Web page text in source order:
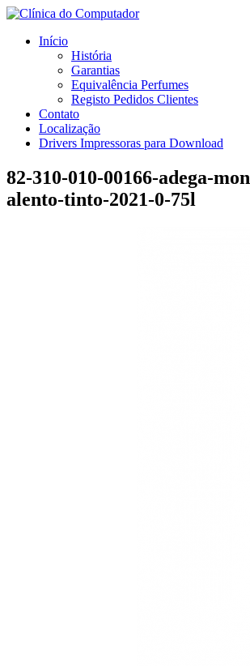
Início
História
Garantias
Equivalência Perfumes
Registo Pedidos Clientes
Contato
Localização
Drivers Impressoras para Download
82-310-010-00166-adega-
alento-tinto-2021-0-75l